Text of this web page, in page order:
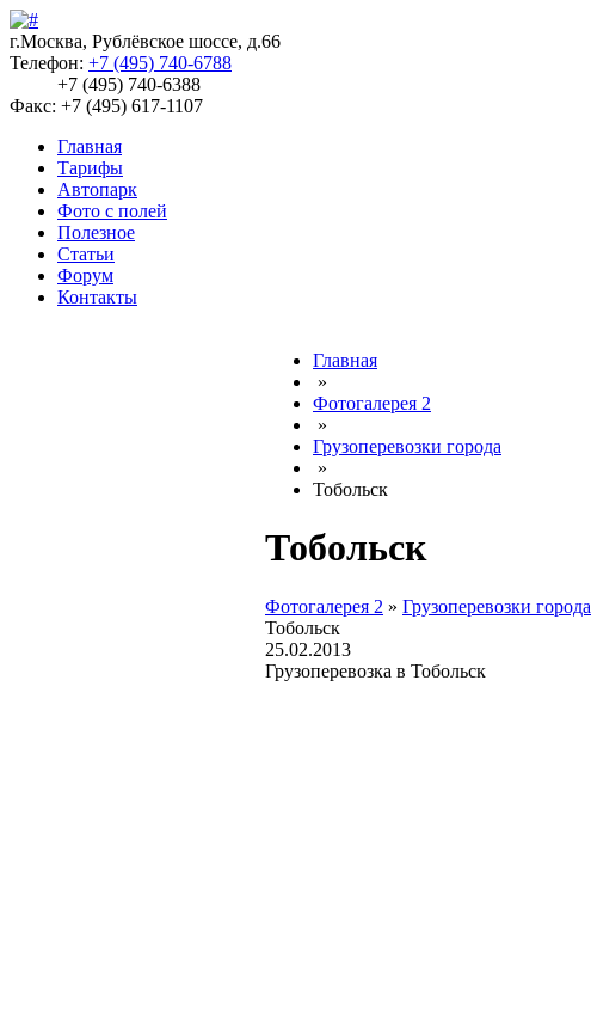
г.Москва, Рублёвское шоссе, д.66
Телефон: +7 (495) 740-6788
+7 (495) 740-6388
Факс: +7 (495) 617-1107
Главная
Тарифы
Автопарк
Фото с полей
Полезное
Статьи
Форум
Контакты
Главная
»
Фотогалерея 2
»
Грузоперевозки города
»
Тобольск
Тобольск
Фотогалерея 2 » Грузоперевозки города
Тобольск
25.02.2013
Грузоперевозка в Тобольск